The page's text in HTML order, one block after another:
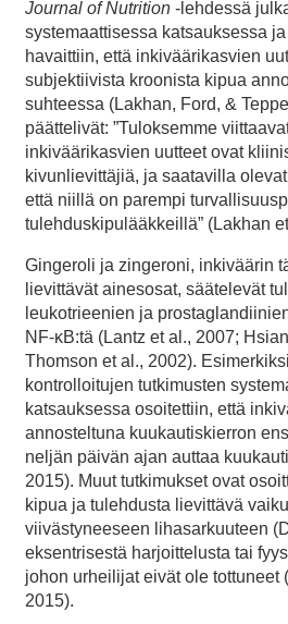
Journal of Nutrition -lehdessä
systemaattisessa katsauksessa
havaittiin, että inkiväärikasvien
subjektiivista kroonista kipua
suhteessa (Lakhan, Ford, &
päättelivät: ”Tuloksemme
inkiväärikasvien uutteet ovat
kivunlievittäjiä, ja saatavilla
että niillä on parempi
tulehduskipulääkkeillä” (Lakhan
Gingeroli ja zingeroni, inkiväärin
lievittävät ainesosat, säätelevät
leukotrieenien ja
NF-κB:tä (Lantz et al., 2007;
Thomson et al., 2002).
kontrolloitujen tutkimusten
katsauksessa osoitettiin, että
annosteltuna kuukautiskierron
neljän päivän ajan auttaa
2015). Muut tutkimukset ovat
kipua ja tulehdusta lievittävä
viivästyneeseen lihasarkuuteen
eksentrisestä harjoittelusta tai
johon urheilijat eivät ole tottuneet
2015).